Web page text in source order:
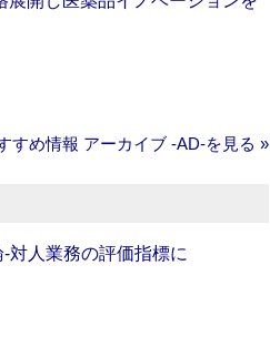
すめ情報 アーカイブ ‐AD‐を見る »
対人業務の評価指標に